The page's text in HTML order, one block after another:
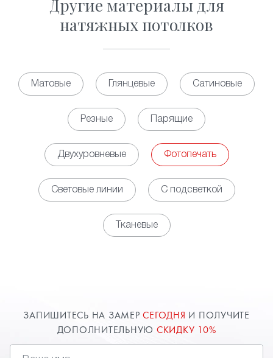
Другие материалы для
натяжных потолков
Матовые Глянцевые Сатиновые
Резные Парящие
Двухуровневые Фотопечать
Световые линии С подсветкой
Тканевые
ЗАПИШИТЕСЬ НА ЗАМЕРСЕГОДНЯ И ПОЛУЧИТЕ
ДОПОЛНИТЕЛЬНУЮ СКИДКУ 10%